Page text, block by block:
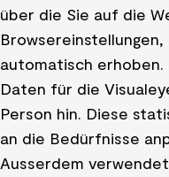
über die Sie auf die
automatisch
Daten für die
Person hin. Diese
an die Bedürfnisse
Ausserdem